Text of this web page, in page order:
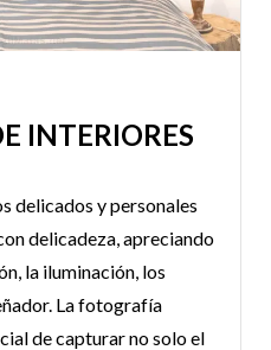
INTERIORES
delicados y personales
delicadeza, apreciando
la iluminación, los
La fotografía
de capturar no solo el